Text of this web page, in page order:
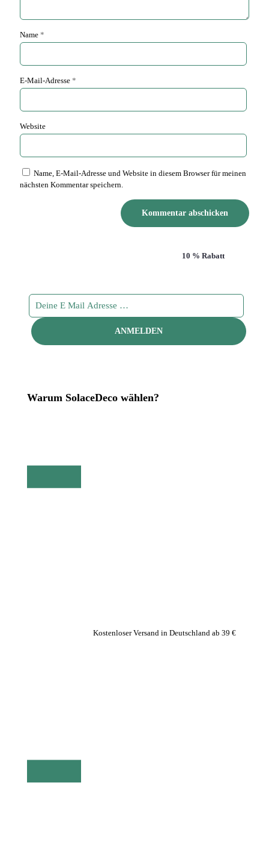
Name *
E-Mail-Adresse *
Website
Name, E-Mail-Adresse und Website in diesem Browser für meinen
nächsten Kommentar speichern.
10 % Rabatt
Warum SolaceDeco wählen?
Kostenloser Versand in Deutschland ab 39 €